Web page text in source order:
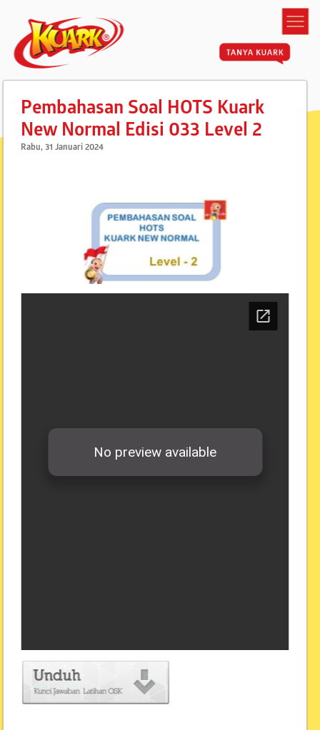
Pembahasan Soal HOTS Kuark
New Normal Edisi 033 Level 2
Rabu, 31 Januari 2024